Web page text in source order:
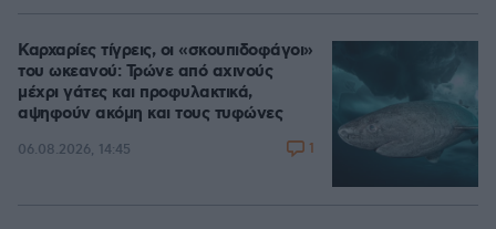
Καρχαρίες τίγρεις, οι «σκουπιδοφάγοι»
του ωκεανού: Τρώνε από αχινούς
μέχρι γάτες και προφυλακτικά,
αψηφούν ακόμη και τους τυφώνες
06.08.2026, 14:45 1